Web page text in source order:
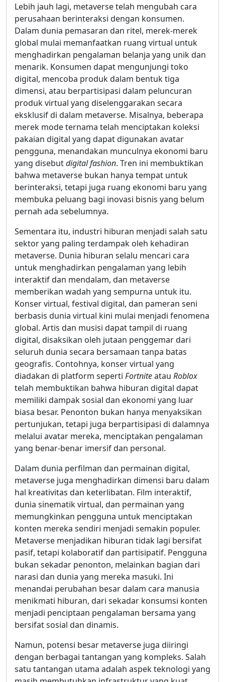
Lebih jauh lagi, metaverse telah mengubah cara
perusahaan berinteraksi dengan konsumen.
Dalam dunia pemasaran dan ritel, merek-merek
global mulai memanfaatkan ruang virtual untuk
menghadirkan pengalaman belanja yang unik dan
menarik. Konsumen dapat mengunjungi toko
digital, mencoba produk dalam bentuk tiga
dimensi, atau berpartisipasi dalam peluncuran
produk virtual yang diselenggarakan secara
eksklusif di dalam metaverse. Misalnya, beberapa
merek mode ternama telah menciptakan koleksi
pakaian digital yang dapat digunakan avatar
pengguna, menandakan munculnya ekonomi baru
yang disebutdigital fashion. Tren ini membuktikan
bahwa metaverse bukan hanya tempat untuk
berinteraksi, tetapi juga ruang ekonomi baru yang
membuka peluang bagi inovasi bisnis yang belum
pernah ada sebelumnya.
Sementara itu, industri hiburan menjadi salah satu
sektor yang paling terdampak oleh kehadiran
metaverse. Dunia hiburan selalu mencari cara
untuk menghadirkan pengalaman yang lebih
interaktif dan mendalam, dan metaverse
memberikan wadah yang sempurna untuk itu.
Konser virtual, festival digital, dan pameran seni
berbasis dunia virtual kini mulai menjadi fenomena
global. Artis dan musisi dapat tampil di ruang
digital, disaksikan oleh jutaan penggemar dari
seluruh dunia secara bersamaan tanpa batas
geografis. Contohnya, konser virtual yang
diadakan di platform seperti Fortniteatau Roblox
telah membuktikan bahwa hiburan digital dapat
memiliki dampak sosial dan ekonomi yang luar
biasa besar. Penonton bukan hanya menyaksikan
pertunjukan, tetapi juga berpartisipasi di dalamnya
melalui avatar mereka, menciptakan pengalaman
yang benar-benar imersif dan personal.
Dalam dunia perfilman dan permainan digital,
metaverse juga menghadirkan dimensi baru dalam
hal kreativitas dan keterlibatan. Film interaktif,
dunia sinematik virtual, dan permainan yang
memungkinkan pengguna untuk menciptakan
konten mereka sendiri menjadi semakin populer.
Metaverse menjadikan hiburan tidak lagi bersifat
pasif, tetapi kolaboratif dan partisipatif. Pengguna
bukan sekadar penonton, melainkan bagian dari
narasi dan dunia yang mereka masuki. Ini
menandai perubahan besar dalam cara manusia
menikmati hiburan, dari sekadar konsumsi konten
menjadi penciptaan pengalaman bersama yang
bersifat sosial dan dinamis.
Namun, potensi besar metaverse juga diiringi
dengan berbagai tantangan yang kompleks. Salah
satu tantangan utama adalah aspek teknologi yang